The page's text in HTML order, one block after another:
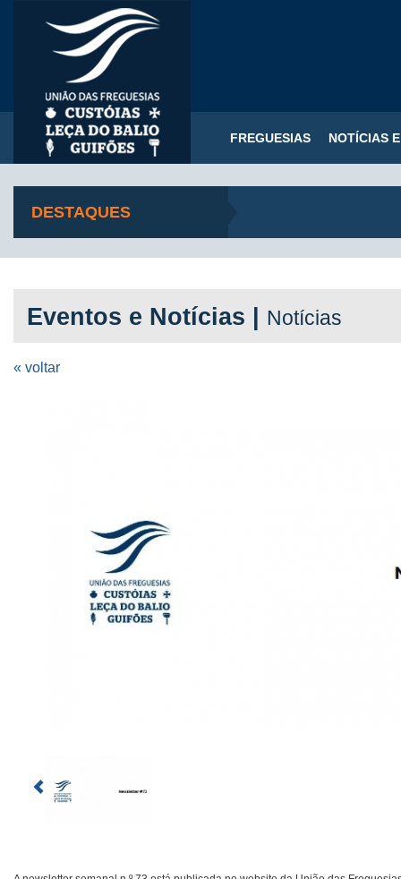
FREGUESIAS NOTÍCIAS
DESTAQUES
Eventos e Notícias | Notícias
« voltar